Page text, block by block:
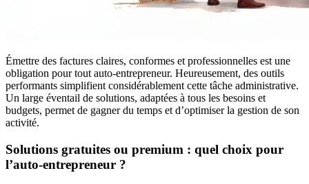
Émettre des factures claires, conformes et professionnelles est une
obligation pour tout auto-entrepreneur. Heureusement, des outils
performants simplifient considérablement cette tâche administrative.
Un large éventail de solutions, adaptées à tous les besoins et
budgets, permet de gagner du temps et d’optimiser la gestion de son
activité.
Solutions gratuites ou premium : quel choix pour
l’auto-entrepreneur ?